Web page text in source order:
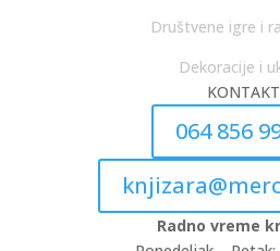
Društvene igre i
Dekoracije i
KONTAKT
064 856
Radno vreme